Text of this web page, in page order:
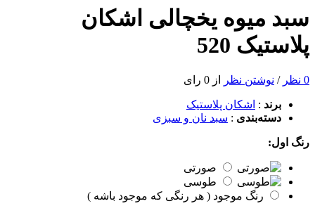
سبد میوه یخچالی اشکان
پلاستیک 520
0 نظر / نوشتن نظر از 0 رای
برند : اشکان پلاستیک
دسته‌بندی : سبد نان و سبزی
رنگ اول:
صورتی
طوسی
رنگ موجود ( هر رنگی که موجود باشه )